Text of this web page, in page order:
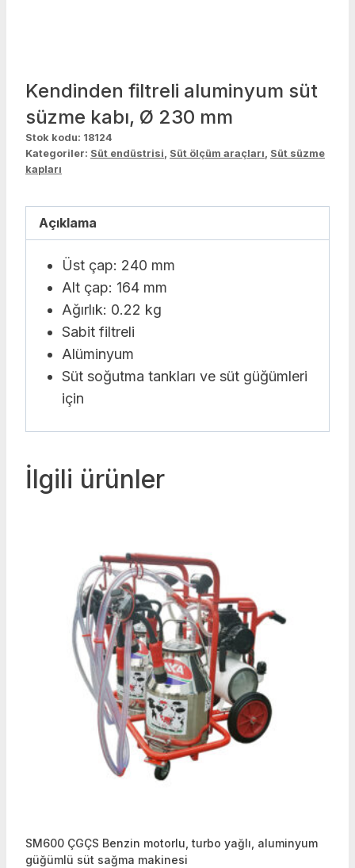
Kendinden filtreli aluminyum süt
süzme kabı, Ø 230 mm
Stok kodu: 18124
Kategoriler: Süt endüstrisi, Süt ölçüm araçları, Süt süzme
kapları
Açıklama
Üst çap: 240 mm
Alt çap: 164 mm
Ağırlık: 0.22 kg
Sabit filtreli
Alüminyum
Süt soğutma tankları ve süt güğümleri
için
İlgili ürünler
SM600 ÇGÇS Benzin motorlu, turbo yağlı, aluminyum
güğümlü süt sağma makinesi